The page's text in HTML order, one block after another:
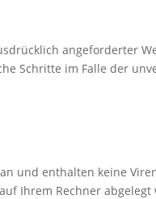
angeforderter
Schritte im Falle der
und enthalten keine
Ihrem Rechner